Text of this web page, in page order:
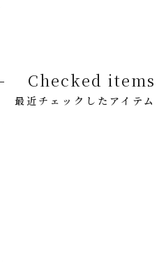
Checked items
最近チェックしたアイテム